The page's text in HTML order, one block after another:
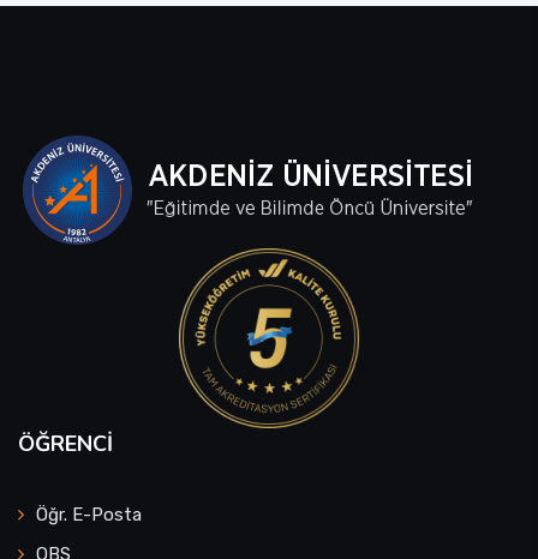
ÖĞRENCI
Öğr. E-Posta
OBS